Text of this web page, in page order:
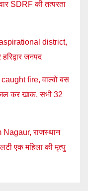
SDRF की तत्परता
district,
जनपद
fire, वाल्वो बस
कर खाक, सभी 32
Nagaur, राजस्थान
एक महिला की मृत्यु